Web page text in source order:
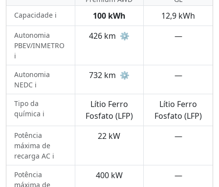
Capacidade ℹ️
100 kWh 12,9 kWh
Autonomia
PBEV/INMETRO
ℹ️
426 km ⚙️ —
Autonomia
NEDC ℹ️
732 km ⚙️ —
Tipo da
química ℹ️
Lítio Ferro
Fosfato (LFP)
Lítio Ferro
Fosfato (LFP)
Potência
máxima de
recarga AC ℹ️
22 kW —
Potência
máxima de
400 kW —